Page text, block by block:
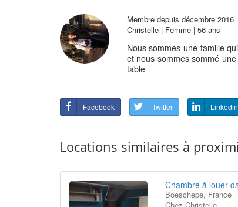
Membre depuis décembre 2016
Christelle | Femme | 56 ans
Nous sommes une famille
et nous sommes sommé
table
Facebook Twitter Linkedin
Locations similaires à
Chambre à louer
Boeschepe, France